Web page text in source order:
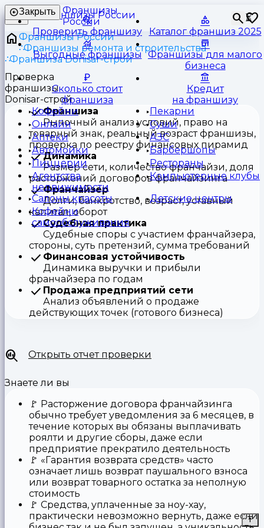
Франшизы
России
⏳
Закрыть
Проверить франшизу Каталог франшиз 2025
Выгодные франшизы Франшизы для малого
бизнеса
Сколько стоит
франшиза
Кредит
на франшизу
Кофейни
Пекарни
Онлайн
Суши
Аптеки
АЗС
Автомойки
Барбершопы
Пиццерии
Рестораны
Агентства
недвижимости
Компьютерные клубы
Салоны красоты
Детские центры
Кофейни
самообслуживания
Франшизы России
Франшизы ремонта и строительства
Франшиза Donisar-строй
Проверка
франшизы
Donisar-строй
Франшиза
Рыночный анализ условий, право на
товарный знак, реальный возраст франшизы,
проверка по реестру финансовых пирамид
Динамика
Размер сети, количество франчайзи, доля
расторжений договоров франчайзинга
Франчайзер
Долги, банкротство, возраст, уставный
капитал, оборот
Судебная практика
Судебные споры с участием франчайзера,
стороны, суть претензий, сумма требований
Финансовая устойчивость
Динамика выручки и прибыли
франчайзера по годам
Продажа предприятий сети
Анализ объявлений о продаже
действующих точек (готового бизнеса)
Открыть отчет проверки
Знаете ли вы
🚩 Расторжение договора франчайзинга
обычно требует уведомления за 6 месяцев, в
течение которых вы обязаны выплачивать
роялти и другие сборы, даже если
предприятие прекратило деятельность
🚩 «Гарантия возврата средств» часто
означает лишь возврат паушального взноса
или возврат товарного остатка за неполную
стоимость
🚩 Средства, уплаченные за ноу-хау,
практически невозможно вернуть, даже если